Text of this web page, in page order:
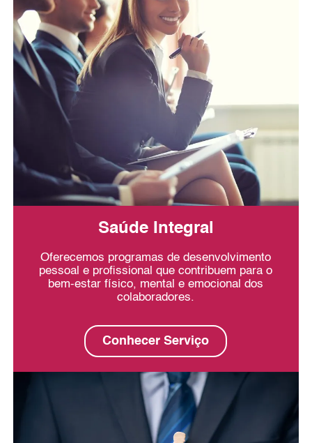
Saúde Integral
Oferecemos programas de desenvolvimento
pessoal e profissional que contribuem para o
bem-estar físico, mental e emocional dos
colaboradores.
Conhecer Serviço